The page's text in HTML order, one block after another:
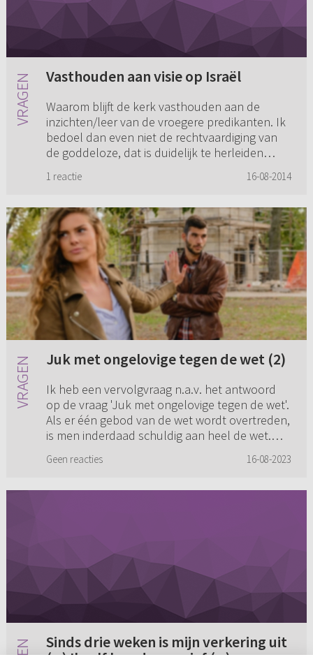
Vasthouden aan visie op Israël
Waarom blijft de kerk vasthouden aan de
inzichten/leer van de vroegere predikanten. Ik
bedoel dan even niet de rechtvaardiging van
de goddeloze, dat is duidelijk te herleiden
1 reactie 16-08-2014
Juk met ongelovige tegen de wet (2)
Ik heb een vervolgvraag n.a.v. het antwoord
op de vraag 'Juk met ongelovige tegen de wet'.
Als er één gebod van de wet wordt overtreden,
is men inderdaad schuldig aan heel de wet.
Geen reacties 16-08-2023
Sinds drie weken is mijn verkering uit
(...) Ikzelf ben depressief (...)